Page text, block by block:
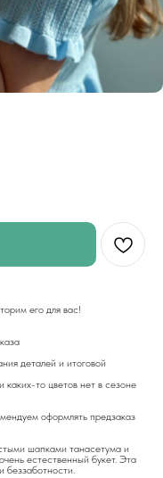
его для вас!
деталей и итоговой
то цветов нет в сезоне
оформлять предзаказ
шапками танасетума и
естественный букет. Эта
беззаботности.